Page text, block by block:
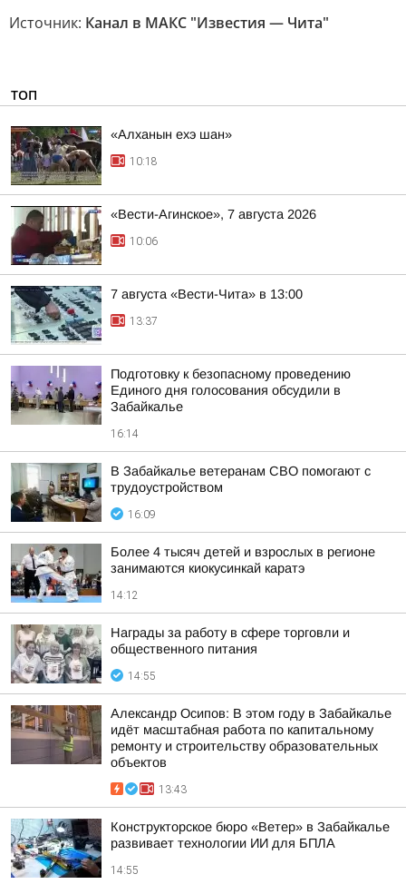
Источник: Канал в МАКС "Известия — Чита"
ТОП
«Алханын ехэ шан»
10:18
«Вести-Агинское», 7 августа 2026
10:06
7 августа «Вести-Чита» в 13:00
13:37
Подготовку к безопасному проведению
Единого дня голосования обсудили в
Забайкалье
16:14
В Забайкалье ветеранам СВО помогают с
трудоустройством
16:09
Более 4 тысяч детей и взрослых в регионе
занимаются киокусинкай каратэ
14:12
Награды за работу в сфере торговли и
общественного питания
14:55
Александр Осипов: В этом году в Забайкалье
идёт масштабная работа по капитальному
ремонту и строительству образовательных
объектов
13:43
Конструкторское бюро «Ветер» в Забайкалье
развивает технологии ИИ для БПЛА
14:55